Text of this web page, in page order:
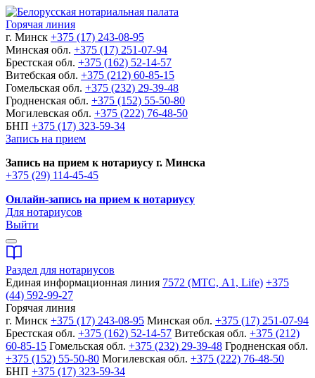
Горячая линия
г. Минск +375 (17) 243-08-95
Минская обл. +375 (17) 251-07-94
Брестская обл. +375 (162) 52-14-57
Витебская обл. +375 (212) 60-85-15
Гомельская обл. +375 (232) 29-39-48
Гродненская обл. +375 (152) 55-50-80
Могилевская обл. +375 (222) 76-48-50
БНП +375 (17) 323-59-34
Запись на прием
Запись на прием к нотариусу г. Минска
+375 (29) 114-45-45
Онлайн-запись на прием к нотариусу
Для нотариусов
Выйти
Раздел для нотариусов
Единая информационная линия 7572 (МТС, A1, Life) +375
(44) 592-99-27
Горячая линия
г. Минск +375 (17) 243-08-95 Минская обл. +375 (17) 251-07-94
Брестская обл. +375 (162) 52-14-57 Витебская обл. +375 (212)
60-85-15 Гомельская обл. +375 (232) 29-39-48 Гродненская обл.
+375 (152) 55-50-80 Могилевская обл. +375 (222) 76-48-50
БНП +375 (17) 323-59-34